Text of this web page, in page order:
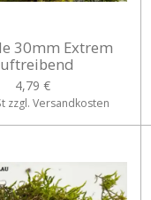
30mm Extrem
4,79 €
zzgl. Versandkosten